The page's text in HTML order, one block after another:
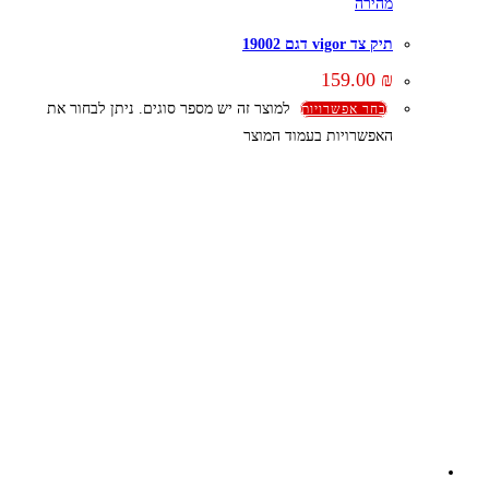
מהירה
תיק צד vigor דגם 19002
159.00 ₪
בחר אפשרויות
למוצר זה יש מספר סוגים. ניתן לבחור את
האפשרויות בעמוד המוצר